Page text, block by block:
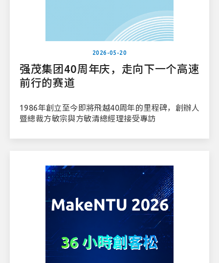
2026-05-20
强茂集团40周年庆，走向下一个高速
前行的赛道
1986年創立至今即將飛越40周年的里程碑，創辦人
暨總裁方敏宗與方敏清總經理接受專訪